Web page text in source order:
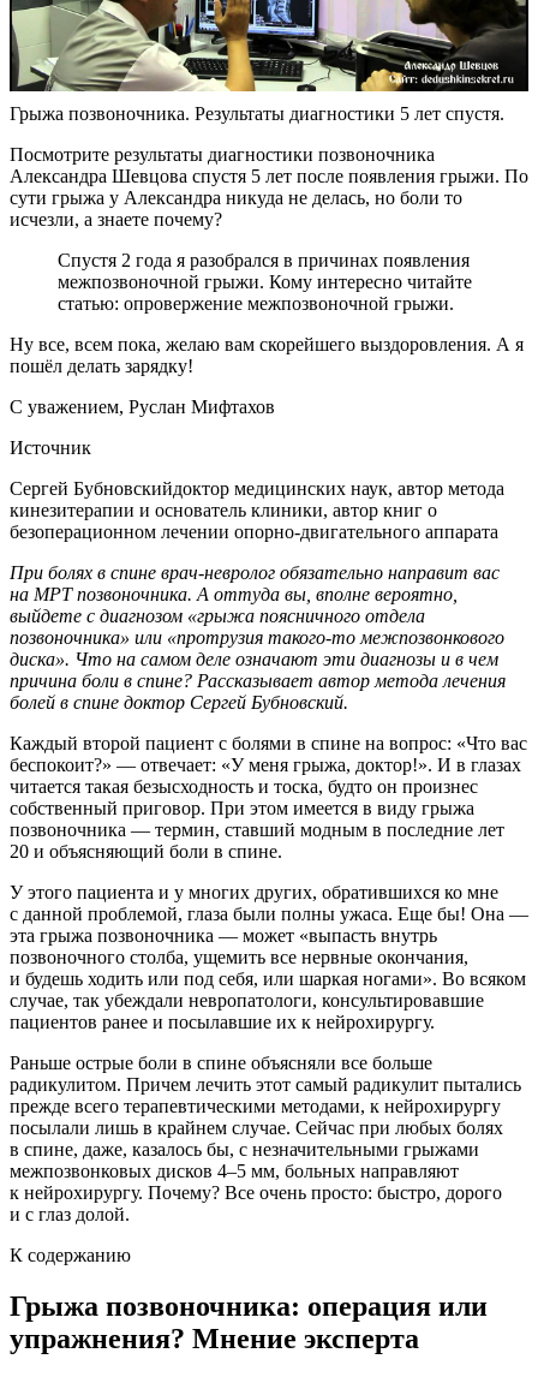
Грыжа позвоночника. Результаты диагностики 5 лет спустя.
Посмотрите результаты диагностики позвоночника
Александра Шевцова спустя 5 лет после появления грыжи. По
сути грыжа у Александра никуда не делась, но боли то
исчезли, а знаете почему?
Спустя 2 года я разобрался в причинах появления
межпозвоночной грыжи. Кому интересно читайте
статью: опровержение межпозвоночной грыжи.
Ну все, всем пока, желаю вам скорейшего выздоровления. А я
пошёл делать зарядку!
С уважением, Руслан Мифтахов
Источник
Сергей Бубновскийдоктор медицинских наук, автор метода
кинезитерапии и основатель клиники, автор книг о
безоперационном лечении опорно-двигательного аппарата
При болях в спине врач-невролог обязательно направит вас
на МРТ позвоночника. А оттуда вы, вполне вероятно,
выйдете с диагнозом «грыжа поясничного отдела
позвоночника» или «протрузия такого-то межпозвонкового
диска». Что на самом деле означают эти диагнозы и в чем
причина боли в спине? Рассказывает автор метода лечения
болей в спине доктор Сергей Бубновский.
Каждый второй пациент с болями в спине на вопрос: «Что вас
беспокоит?» — отвечает: «У меня грыжа, доктор!». И в глазах
читается такая безысходность и тоска, будто он произнес
собственный приговор. При этом имеется в виду грыжа
позвоночника — термин, ставший модным в последние лет
20 и объясняющий боли в спине.
У этого пациента и у многих других, обратившихся ко мне
с данной проблемой, глаза были полны ужаса. Еще бы! Она —
эта грыжа позвоночника — может «выпасть внутрь
позвоночного столба, ущемить все нервные окончания,
и будешь ходить или под себя, или шаркая ногами». Во всяком
случае, так убеждали невропатологи, консультировавшие
пациентов ранее и посылавшие их к нейрохирургу.
Раньше острые боли в спине объясняли все больше
радикулитом. Причем лечить этот самый радикулит пытались
прежде всего терапевтическими методами, к нейрохирургу
посылали лишь в крайнем случае. Сейчас при любых болях
в спине, даже, казалось бы, с незначительными грыжами
межпозвонковых дисков 4–5 мм, больных направляют
к нейрохирургу. Почему? Все очень просто: быстро, дорого
и с глаз долой.
К содержанию
Грыжа позвоночника: операция или
упражнения? Мнение эксперта